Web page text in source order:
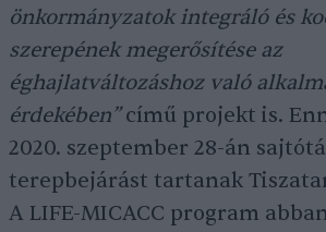
önkormányzatok integráló és
szerepének megerősítése az
éghajlatváltozáshoz való
érdekében”című projekt is.
2020. szeptember 28-án
terepbejárást tartanak
A LIFE-MICACC program